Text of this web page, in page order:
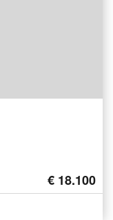
€ 18.100